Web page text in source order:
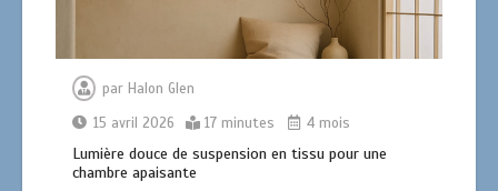
par Halon Glen
15 avril 2026
17 minutes 4 mois
Lumière douce de suspension en tissu pour une
chambre apaisante